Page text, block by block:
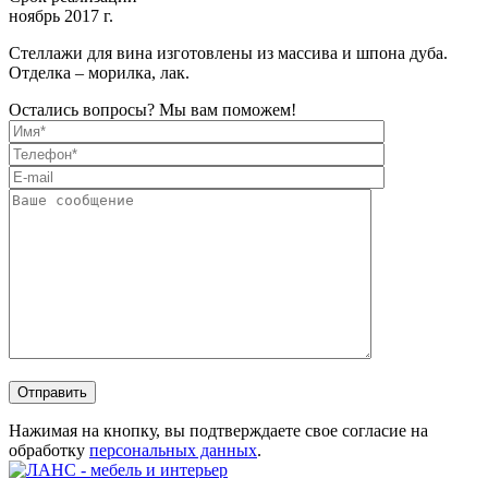
ноябрь 2017 г.
Стеллажи для вина изготовлены из массива и шпона дуба.
Отделка – морилка, лак.
Остались вопросы? Мы вам поможем!
Отправить
Нажимая на кнопку, вы подтверждаете свое согласие на
обработку персональных данных.